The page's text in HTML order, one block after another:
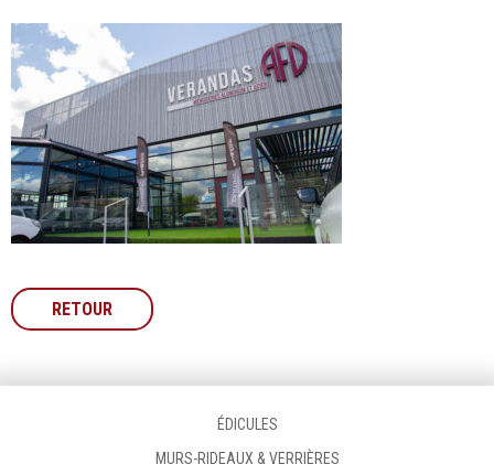
RETOUR
ÉDICULES
MURS-RIDEAUX & VERRIÈRES